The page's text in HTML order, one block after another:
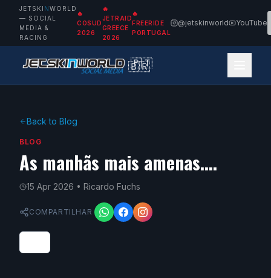
JETSKI NWORLD
— SOCIAL
MEDIA &
RACING
🔥
COSUD
2026
🔥
JETRAID
GREECE
2026
🔥
FREERIDE
PORTUGAL
@jetskinworld YouTube
🇵🇹
🇧🇷
Back to Blog
BLOG
As manhãs mais amenas....
15 Apr 2026 • Ricardo Fuchs
COMPARTILHAR